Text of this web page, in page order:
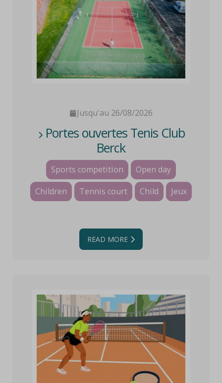
Jusqu'au 26/08/2026
Portes ouvertes Tenis Club
Berck
Sports competition
Open day
Children
Tennis court Child Jeux
READ MORE